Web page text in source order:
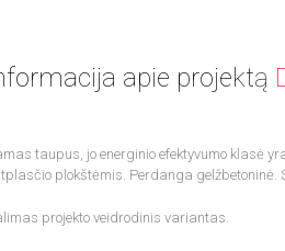
apie projektą
taupus, jo energinio efektyvumo klasė
plokštėmis. Perdanga
projekto veidrodinis variantas.